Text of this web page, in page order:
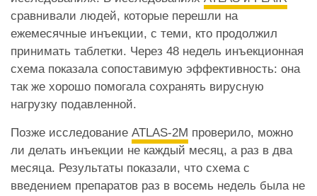
сравнивали людей, которые перешли на
ежемесячные инъекции, с теми, кто продолжил
принимать таблетки. Через 48 недель инъекционная
схема показала сопоставимую эффективность: она
так же хорошо помогала сохранять вирусную
нагрузку подавленной.
Позже исследование ATLAS-2M проверило, можно
ли делать инъекции не каждый месяц, а раз в два
месяца. Результаты показали, что схема с
введением препаратов раз в восемь недель была не